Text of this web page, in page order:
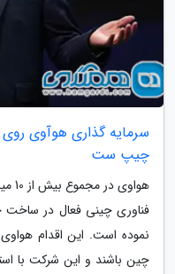
سرمایه گذاری هوآوی
چیپ ست
فناوری چینی فعال در
نموده است. این اقدام
چین باشند و این شرکت با